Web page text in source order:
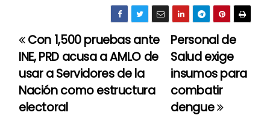
N
a
v
Personal de
Salud exige
insumos para
combatir
dengue
Con 1,500 pruebas ante
INE, PRD acusa a AMLO de
usar a Servidores de la
Nación como estructura
electoral